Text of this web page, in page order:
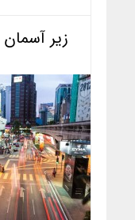
زیر آسمان